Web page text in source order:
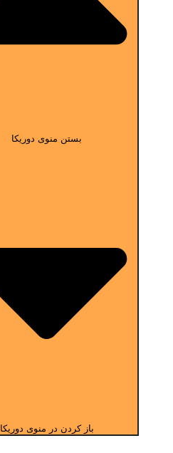
بستن منوی دوریکا
باز کردن در منوی دوریکا